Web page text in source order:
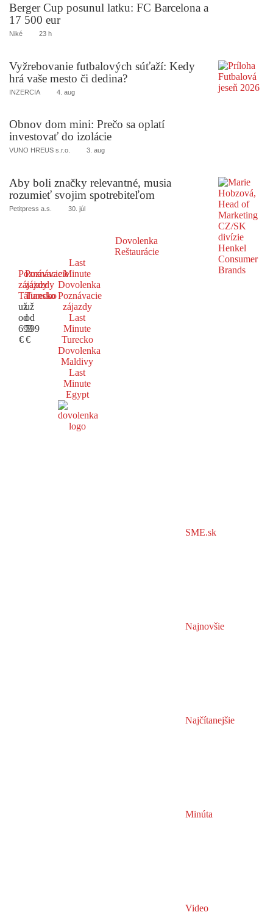
Berger Cup posunul latku: FC Barcelona a
17 500 eur
Niké 23 h
Vyžrebovanie futbalových súťaží: Kedy
hrá vaše mesto či dedina?
INZERCIA 4. aug
Obnov dom mini: Prečo sa oplatí
investovať do izolácie
VUNO HREUS s.r.o. 3. aug
Aby boli značky relevantné, musia
rozumieť svojim spotrebiteľom
Petitpress a.s. 30. júl
Dovolenka
Reštaurácie
Poznávacie
zájazdy
Taliansko
už
od
699
€
Poznávacie
zájazdy
Turecko
už
od
599
€
Last
Minute
Dovolenka
Poznávacie
zájazdy
Last
Minute
Turecko
Dovolenka
Maldivy
Last
Minute
Egypt
SME.sk
Najnovšie
Najčítanejšie
Minúta
Video